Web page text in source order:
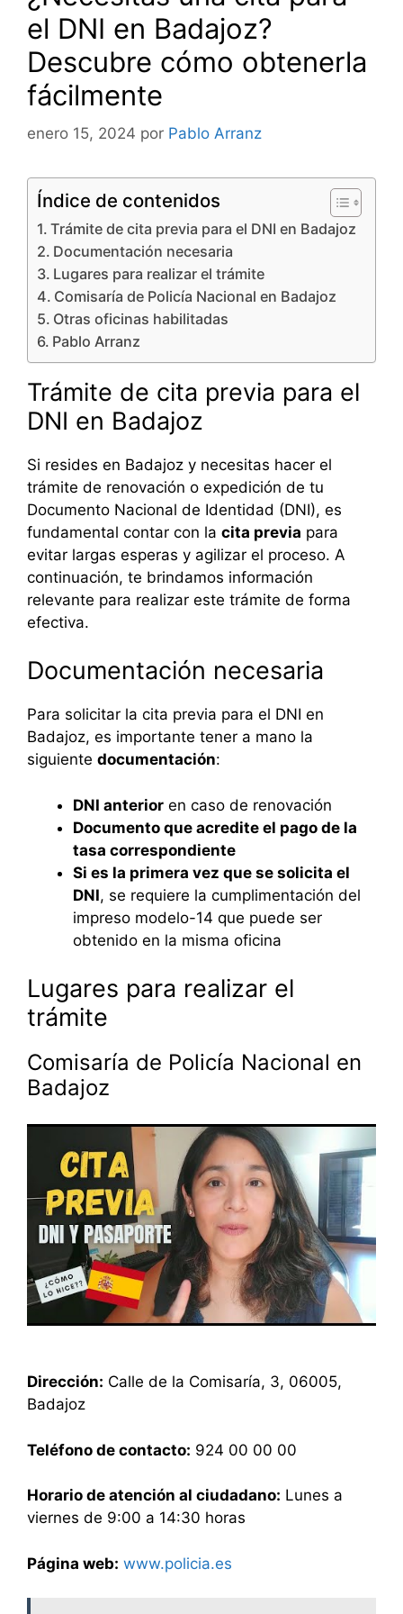
el DNI en Badajoz?
Descubre cómo obtenerla
fácilmente
enero 15, 2024 por Pablo Arranz
Índice de contenidos
Trámite de cita previa para el DNI en Badajoz
Documentación necesaria
Lugares para realizar el trámite
Comisaría de Policía Nacional en Badajoz
Otras oficinas habilitadas
Pablo Arranz
Trámite de cita previa para el
DNI en Badajoz
Si resides en Badajoz y necesitas hacer el
trámite de renovación o expedición de tu
Documento Nacional de Identidad (DNI), es
fundamental contar con la cita previa para
evitar largas esperas y agilizar el proceso. A
continuación, te brindamos información
relevante para realizar este trámite de forma
efectiva.
Documentación necesaria
Para solicitar la cita previa para el DNI en
Badajoz, es importante tener a mano la
siguiente documentación:
DNI anterior en caso de renovación
Documento que acredite el pago de la
tasa correspondiente
Si es la primera vez que se solicita el
DNI, se requiere la cumplimentación del
impreso modelo-14 que puede ser
obtenido en la misma oficina
Lugares para realizar el
trámite
Comisaría de Policía Nacional en
Badajoz
Dirección: Calle de la Comisaría, 3, 06005,
Badajoz
Teléfono de contacto: 924 00 00 00
Horario de atención al ciudadano: Lunes a
viernes de 9:00 a 14:30 horas
Página web: www.policia.es